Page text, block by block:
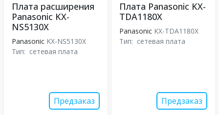
Плата расширения
Panasonic KX-
NS5130X
Panasonic KX-NS5130X
Тип: сетевая плата
Предзаказ
Плата Panasonic KX-
TDA1180X
Panasonic KX-TDA1180X
Тип: сетевая плата
Предзаказ